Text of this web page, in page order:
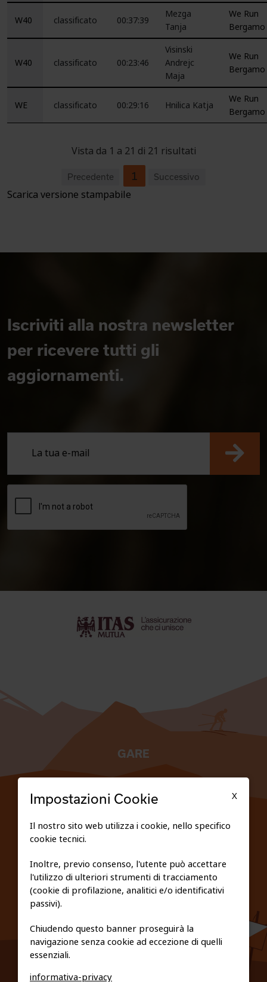
W40 classificato 00:37:39
Mezga
Tanja
We Run
Bergamo
W40 classificato 00:23:46
Visinski
Andrejc
Maja
We Run
Bergamo
WE classificato 00:29:16 Hnilica Katja
We Run
Bergamo
Vista da 1 a 21 di 21 risultati
Precedente 1 Successivo
Scarica versione stampabile
Iscriviti alla nostra newsletter
per ricevere tutti gli
aggiornamenti.
GARE
PRIVACY E COOKIE POLICY
X
Impostazioni Cookie
Il nostro sito web utilizza i cookie, nello specifico
cookie tecnici.
Inoltre, previo consenso, l'utente può accettare
l'utilizzo di ulteriori strumenti di tracciamento
(cookie di profilazione, analitici e/o identificativi
passivi).
Chiudendo questo banner proseguirà la
navigazione senza cookie ad eccezione di quelli
essenziali.
informativa-privacy